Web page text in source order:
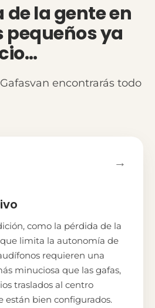
de la gente en
ya
encontrarás todo
como la pérdida de la
limita la autonomía de
requieren una
minuciosa que las gafas,
traslados al centro
están bien configurados.
→